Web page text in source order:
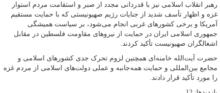
رهبر انقلاب اسلامی نیز با قدردانی مجدد از صبر و استقامت مردم استوار
غزه و اظهار تأسف شدید از جنایات رژیم صهیونیستی که با حمایت مستقیم
آمریکا و برخی کشورهای غربی انجام می‌شود، بر سیاست همیشگی
جمهوری اسلامی ایران در حمایت از نیروهای مقاومت فلسطین در مقابل
اشغالگران صهیونیست تأکید کردند.
حضرت آیت‌الله خامنه‌ای همچنین لزوم تحرک جدی کشورهای اسلامی و
مجامع بین‌المللی و حمایت همه‌جانبه و عملی دولت‌‌های اسلامی از مردم غزه
را مورد تأکید قرار دادند.